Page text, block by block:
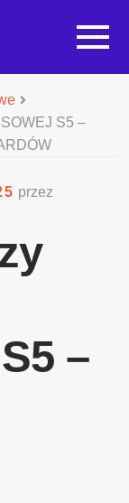
S5 –
przez
–